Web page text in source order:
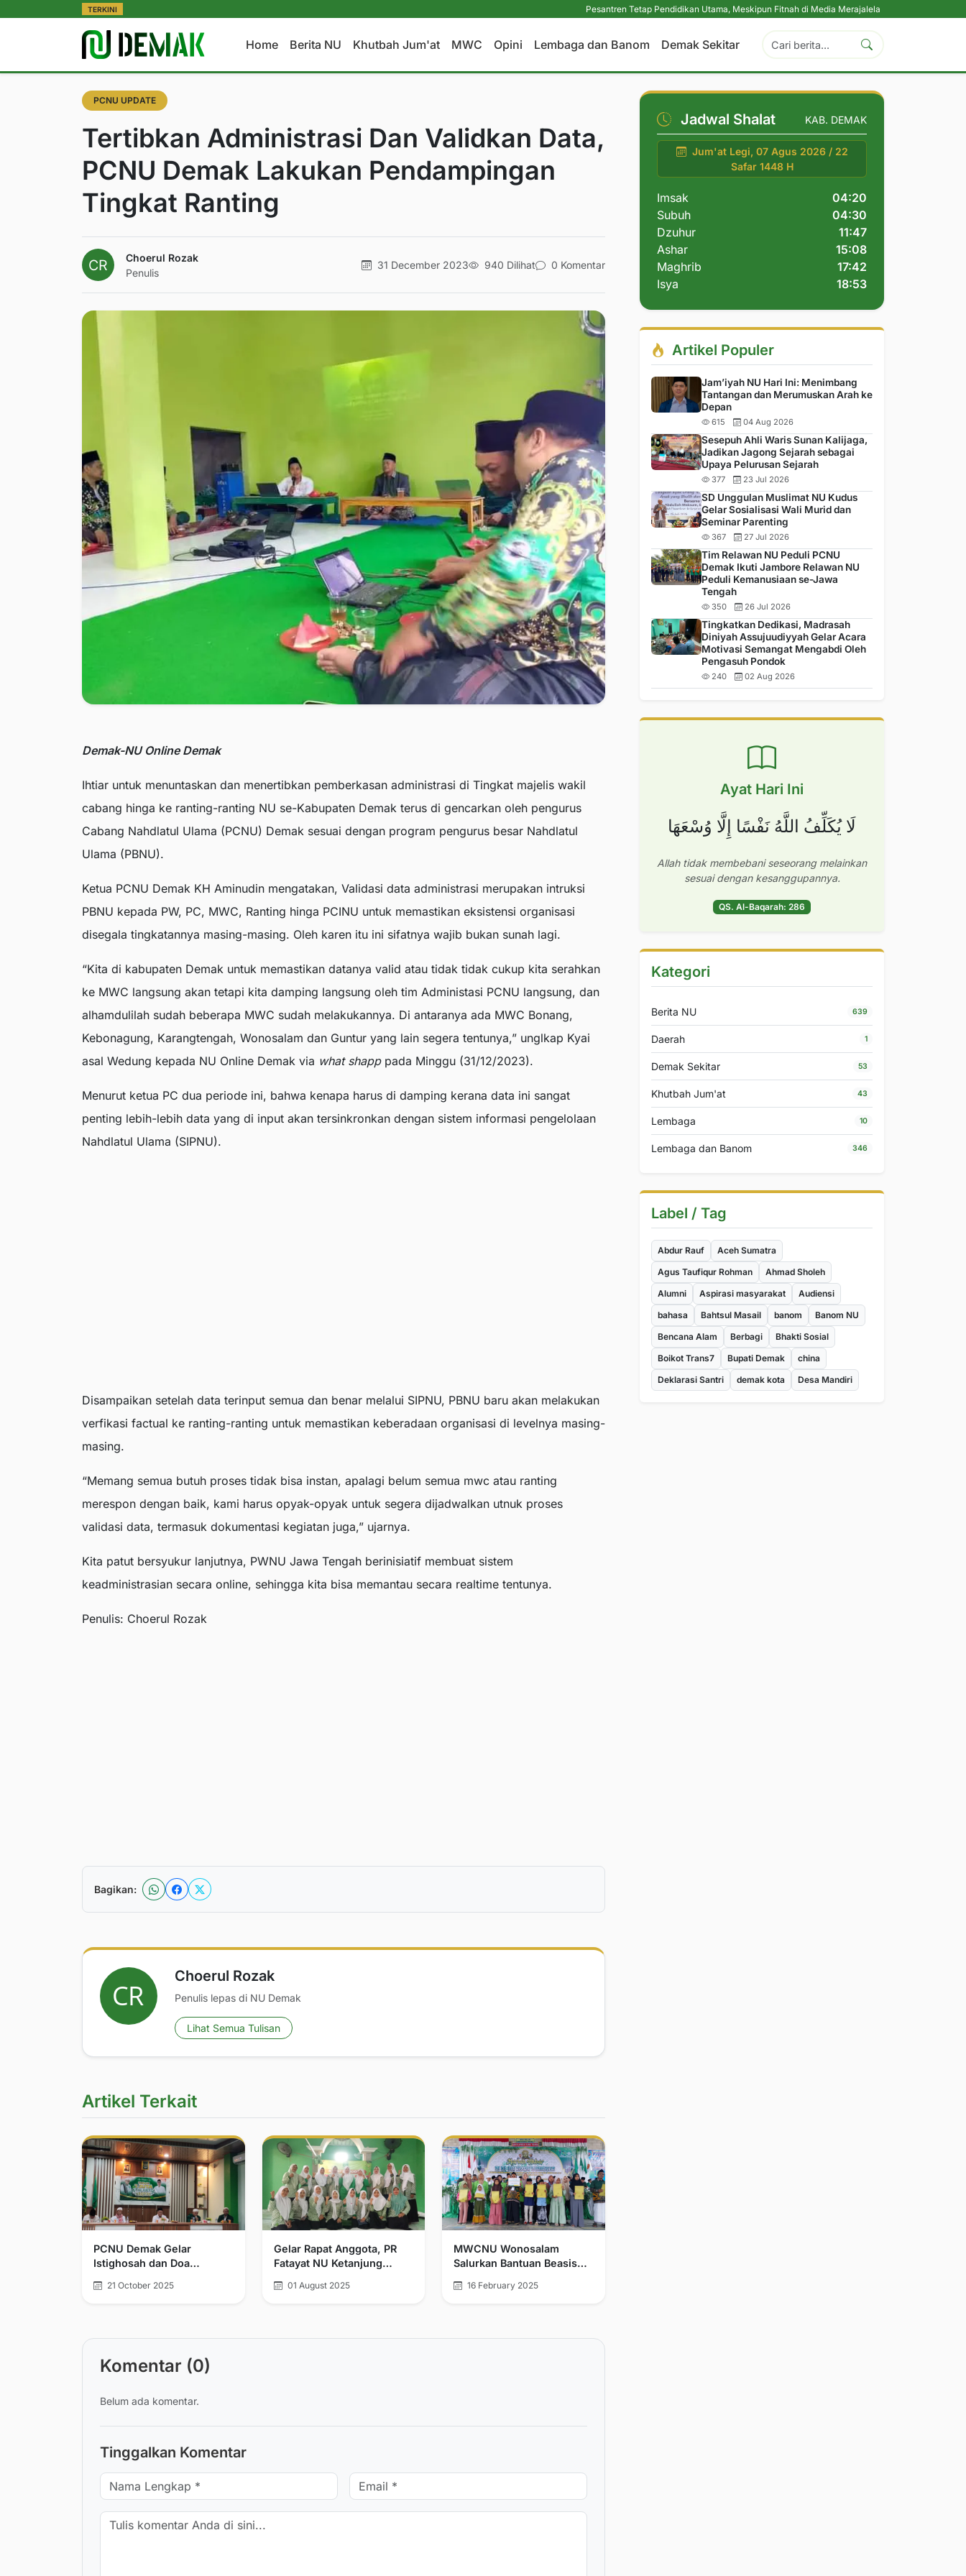
TERKINI Pesantren Tetap Pendidikan Utama, Meskipun Fitnah di Media Merajalela | Perkuat Komitmen
Home Berita NU Khutbah Jum'at MWC Opini Lembaga dan Banom Demak Sekitar
PCNU UPDATE
Tertibkan Administrasi Dan Validkan Data,
PCNU Demak Lakukan Pendampingan
Tingkat Ranting
Choerul Rozak
Penulis
31 December 2023 940 Dilihat 0 Komentar
Demak-NU Online Demak
Ihtiar untuk menuntaskan dan menertibkan pemberkasan administrasi di Tingkat majelis wakil
cabang hinga ke ranting-ranting NU se-Kabupaten Demak terus di gencarkan oleh pengurus
Cabang Nahdlatul Ulama (PCNU) Demak sesuai dengan program pengurus besar Nahdlatul
Ulama (PBNU).
Ketua PCNU Demak KH Aminudin mengatakan, Validasi data administrasi merupakan intruksi
PBNU kepada PW, PC, MWC, Ranting hinga PCINU untuk memastikan eksistensi organisasi
disegala tingkatannya masing-masing. Oleh karen itu ini sifatnya wajib bukan sunah lagi.
“Kita di kabupaten Demak untuk memastikan datanya valid atau tidak tidak cukup kita serahkan
ke MWC langsung akan tetapi kita damping langsung oleh tim Administasi PCNU langsung, dan
alhamdulilah sudah beberapa MWC sudah melakukannya. Di antaranya ada MWC Bonang,
Kebonagung, Karangtengah, Wonosalam dan Guntur yang lain segera tentunya,” unglkap Kyai
asal Wedung kepada NU Online Demak via what shapppada Minggu (31/12/2023).
Menurut ketua PC dua periode ini, bahwa kenapa harus di damping kerana data ini sangat
penting lebih-lebih data yang di input akan tersinkronkan dengan sistem informasi pengelolaan
Nahdlatul Ulama (SIPNU).
Disampaikan setelah data terinput semua dan benar melalui SIPNU, PBNU baru akan melakukan
verfikasi factual ke ranting-ranting untuk memastikan keberadaan organisasi di levelnya masing-
masing.
“Memang semua butuh proses tidak bisa instan, apalagi belum semua mwc atau ranting
merespon dengan baik, kami harus opyak-opyak untuk segera dijadwalkan utnuk proses
validasi data, termasuk dokumentasi kegiatan juga,” ujarnya.
Kita patut bersyukur lanjutnya, PWNU Jawa Tengah berinisiatif membuat sistem
keadministrasian secara online, sehingga kita bisa memantau secara realtime tentunya.
Penulis: Choerul Rozak
Bagikan:
Choerul Rozak
Penulis lepas di NU Demak
Lihat Semua Tulisan
Artikel Terkait
PCNU Demak Gelar
Istighosah dan Doa
Santri 2025
21 October 2025
Gelar Rapat Anggota, PR
Fatayat NU Ketanjung
Musta’idah Sebagai Ketua
01 August 2025
MWCNU Wonosalam
Salurkan Bantuan Beasiswa
Lansia Dhuafa
16 February 2025
Komentar (0)
Belum ada komentar.
Tinggalkan Komentar
Jadwal Shalat KAB. DEMAK
Jum'at Legi, 07 Agus 2026 / 22
Safar 1448 H
Imsak
04:20
Subuh
04:30
Dzuhur
11:47
Ashar
15:08
Maghrib
17:42
Isya
18:53
Artikel Populer
Jam’iyah NU Hari Ini: Menimbang
Tantangan dan Merumuskan Arah ke
Depan
615 04 Aug 2026
Sesepuh Ahli Waris Sunan Kalijaga,
Jadikan Jagong Sejarah sebagai
Upaya Pelurusan Sejarah
377 23 Jul 2026
SD Unggulan Muslimat NU Kudus
Gelar Sosialisasi Wali Murid dan
Seminar Parenting
367 27 Jul 2026
Tim Relawan NU Peduli PCNU
Demak Ikuti Jambore Relawan NU
Peduli Kemanusiaan se-Jawa
Tengah
350 26 Jul 2026
Tingkatkan Dedikasi, Madrasah
Diniyah Assujuudiyyah Gelar Acara
Motivasi Semangat Mengabdi Oleh
Pengasuh Pondok
240 02 Aug 2026
Ayat Hari Ini
لَا يُكَلِّفُ اللَّهُ نَفْسًا إِلَّا وُسْعَهَا
Allah tidak membebani seseorang melainkan
sesuai dengan kesanggupannya.
QS. Al-Baqarah: 286
Kategori
Berita NU 639
Daerah 1
Demak Sekitar 53
Khutbah Jum'at 43
Lembaga 10
Lembaga dan Banom 346
Label / Tag
Abdur Rauf
Aceh Sumatra
Agus Taufiqur Rohman
Ahmad Sholeh
Alumni
Aspirasi masyarakat
Audiensi
bahasa
Bahtsul Masail banom
Banom NU
Bencana Alam
Berbagi
Bhakti Sosial
Boikot Trans7
Bupati Demak
china
Deklarasi Santri
demak kota Desa Mandiri